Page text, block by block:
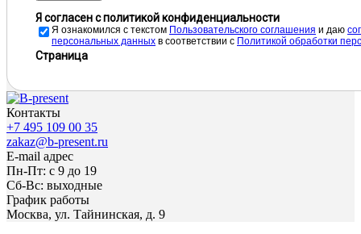
Я согласен с политикой конфиденциальности
Я ознакомился с текстом Пользовательского соглашения и даю
персональных данных в соответствии с Политикой обработки
Страница
Контакты
+7 495 109 00 35
zakaz@b-present.ru
E-mail адрес
Пн-Пт: с 9 до 19
Сб-Вс: выходные
График работы
Москва, ул. Тайнинская, д. 9